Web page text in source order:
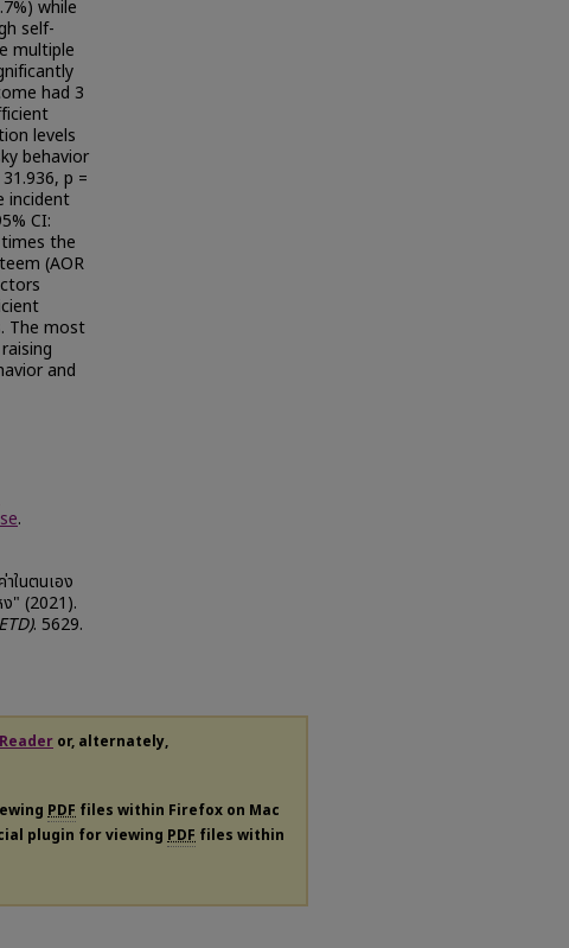
while
self-
multiple
had 3
levels
behavior
p =
incident
CI:
the
(AOR
The most
and
.
ในตนเอง
" (2021).
. 5629.
or, alternately,
PDF files within Firefox on Mac
plugin for viewing PDF files within